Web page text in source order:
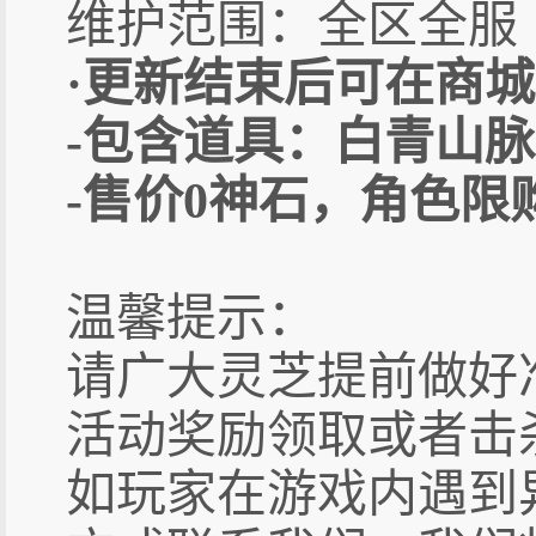
维护范围：全区全服
·更新结束后可在商
-包含道具：白青山
-售价0神石，角色限
温馨提示：
请广大灵芝提前做
活动奖励领取或者
如玩家在游戏内遇